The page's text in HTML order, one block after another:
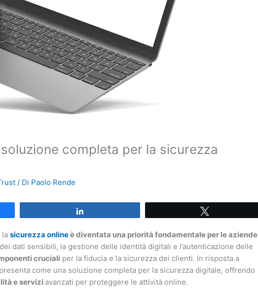
completa per la sicurezza
/ Di Paolo Rende
la sicurezza onlineè diventata una priorità fondamentale per le aziende
dati sensibili, la gestione delle identità digitali e l’autenticazione delle
cruciali per la fiducia e la sicurezza dei clienti. In risposta a
come una soluzione completa per la sicurezza digitale, offrendo
e servizi avanzati per proteggere le attività online.